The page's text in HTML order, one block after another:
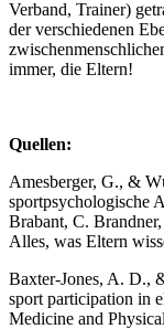
Verband, Trainer)
der verschiedenen
immer, die Eltern!
Quellen:
Amesberger, G., &
sportpsychologische
Brabant, C.
Alles, was Eltern
Baxter-Jones, A. D.,
sport participation in
Medicine and